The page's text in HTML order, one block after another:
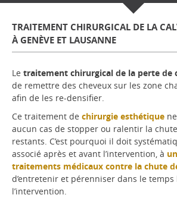
TRAITEMENT CHIRURGICAL DE LA
À GENÈVE ET LAUSANNE
Le traitement chirurgical de la perte de
de remettre des cheveux sur les zone
afin de les re-densifier.
Ce traitement de chirurgie esthétique
aucun cas de stopper ou ralentir la
restants. C’est pourquoi il doit
associé après et avant l’intervention, à
traitements médicaux contre la chute
d’entretenir et pérenniser dans le
l’intervention.